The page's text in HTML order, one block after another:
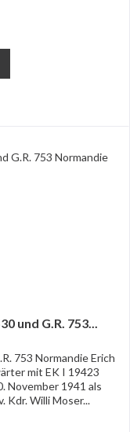
und G.R. 753...
753 Normandie Erich
mit EK I 19423
November 1941 als
Kdr. Willi Moser...